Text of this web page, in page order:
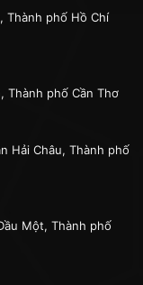
Thành phố Hồ Chí
Thành phố Cần Thơ
Hải Châu, Thành phố
Một, Thành phố